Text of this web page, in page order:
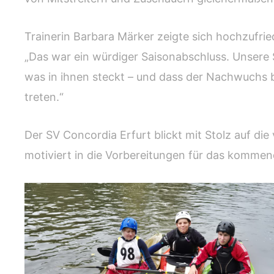
Trainerin Barbara Märker zeigte sich
„Das war ein würdiger Saisonabschluss.
was in ihnen steckt – und dass der
treten.“
Der SV Concordia Erfurt blickt mit Stolz auf
motiviert in die Vorbereitungen für das